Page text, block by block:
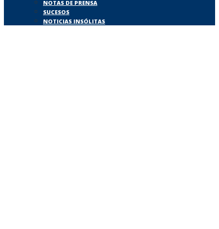
NOTAS DE PRENSA
SUCESOS
NOTICIAS INSÓLITAS